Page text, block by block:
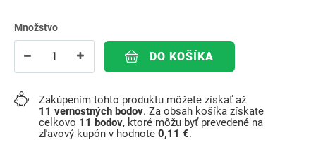
Množstvo
DO KOŠÍKA
Zakúpením tohto produktu môžete získať až
11 vernostných bodov. Za obsah košíka získate
celkovo 11 bodov, ktoré môžu byť prevedené na
zľavový kupón v hodnote 0,11 €.